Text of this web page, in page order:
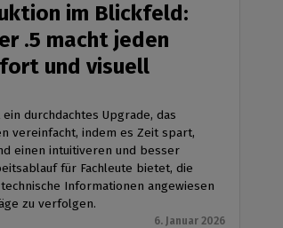
im Blickfeld:
.5 macht jeden
und visuell
durchdachtes Upgrade, das
vereinfacht, indem es Zeit spart,
einen intuitiveren und besser
für Fachleute bietet, die
Informationen angewiesen
zu verfolgen.
6. Januar 2026